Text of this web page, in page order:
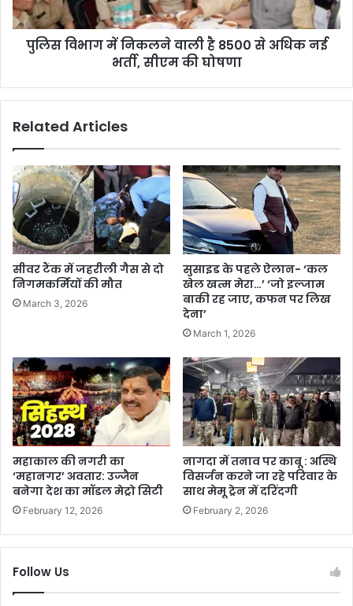
पुलिस विभाग में निकलने वाली है 8500 से अधिक नई
भर्ती, सीएम की घोषणा
Related Articles
सीवर टैंक में जहरीली गैस से दो
निगमकर्मियों की मौत
March 3, 2026
सुसाइड के पहले ऐलान- ‘कल
खेल खत्म मेरा…’ ‘जो इल्जाम
बाकी रह जाए, कफन पर लिख
देना’
March 1, 2026
महाकाल की नगरी का
‘महानगर’ अवतार: उज्जैन
बनेगा देश का मॉडल मेट्रो सिटी
February 12, 2026
नागदा में तनाव पर काबू : अस्थि
विसर्जन करने जा रहे परिवार के
साथ मेमू ट्रेन में दरिंदगी
February 2, 2026
Follow Us